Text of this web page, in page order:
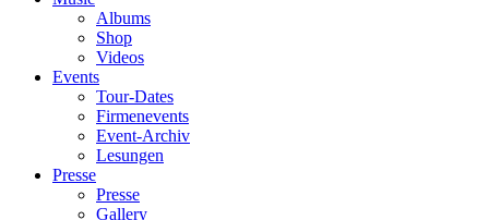
Albums
Shop
Videos
Events
Tour-Dates
Firmenevents
Event-Archiv
Lesungen
Presse
Presse
Gallery